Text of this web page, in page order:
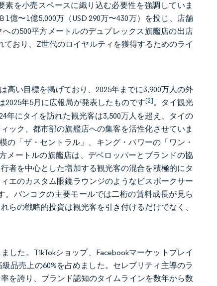
を小売スペースに織り込む必要性を強調していま
億〜1億5,000万（USD 290万〜430万）を投じ、店舗
の500平方メートルのデュプレックス旗艦店の出店
ており、Z世代のロイヤルティを獲得するためのライ
い目標を掲げており、2025年までに3,900万人の外
年5月に広報局が発表したものです[2]。タイ観光
年にタイを訪れた観光客は3,500万人を超え、タイの
ック、都市部の旗艦店への集客を活性化させていま
の「ザ・セントラル」、キング・パワーの「ワン・
メートルの旗艦店は、デベロッパーとブランドの協
者を中心とした増加する観光客の混合を積極的にタ
エのカスタム眼鏡ラウンジのようなビスポークサー
バンコクの主要モールでは二桁の賃料成長が見ら
の戦略的投資は観光客を引き付けるだけでなく、
した。TikTokショップ、Facebookマーケットプレイ
品売上の60%を占めました。セレブリティ主導のラ
を誇り、ブランド認知のタイムラインを数年から数